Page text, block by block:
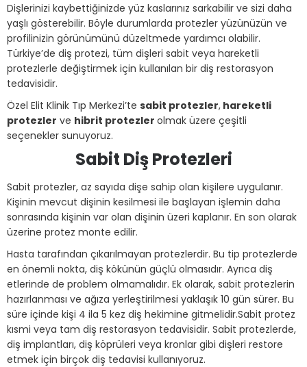
Dişlerinizi kaybettiğinizde yüz kaslarınız sarkabilir ve sizi daha
yaşlı gösterebilir. Böyle durumlarda protezler yüzünüzün ve
profilinizin görünümünü düzeltmede yardımcı olabilir.
Türkiye’de diş protezi, tüm dişleri sabit veya hareketli
protezlerle değiştirmek için kullanılan bir diş restorasyon
tedavisidir.
Özel Elit Klinik Tıp Merkezi’te sabit protezler, hareketli
protezler ve hibrit protezler olmak üzere çeşitli
seçenekler sunuyoruz.
Sabit Diş Protezleri
Sabit protezler, az sayıda dişe sahip olan kişilere uygulanır.
Kişinin mevcut dişinin kesilmesi ile başlayan işlemin daha
sonrasında kişinin var olan dişinin üzeri kaplanır. En son olarak
üzerine protez monte edilir.
Hasta tarafından çıkarılmayan protezlerdir. Bu tip protezlerde
en önemli nokta, diş kökünün güçlü olmasıdır. Ayrıca diş
etlerinde de problem olmamalıdır. Ek olarak, sabit protezlerin
hazırlanması ve ağıza yerleştirilmesi yaklaşık 10 gün sürer. Bu
süre içinde kişi 4 ila 5 kez diş hekimine gitmelidir.Sabit protez
kısmi veya tam diş restorasyon tedavisidir. Sabit protezlerde,
diş implantları, diş köprüleri veya kronlar gibi dişleri restore
etmek için birçok diş tedavisi kullanıyoruz.